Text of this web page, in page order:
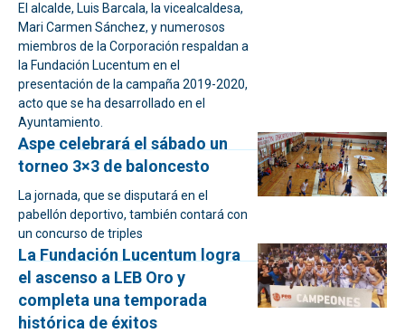
El alcalde, Luis Barcala, la vicealcaldesa,
Mari Carmen Sánchez, y numerosos
miembros de la Corporación respaldan a
la Fundación Lucentum en el
presentación de la campaña 2019-2020,
acto que se ha desarrollado en el
Ayuntamiento.
Aspe celebrará el sábado un
torneo 3×3 de baloncesto
La jornada, que se disputará en el
pabellón deportivo, también contará con
un concurso de triples
La Fundación Lucentum logra
el ascenso a LEB Oro y
completa una temporada
histórica de éxitos